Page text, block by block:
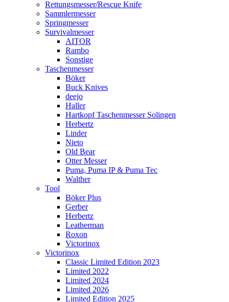
Rettungsmesser/Rescue Knife
Sammlermesser
Springmesser
Survivalmesser
AITOR
Rambo
Sonstige
Taschenmesser
Böker
Buck Knives
deejo
Haller
Hartkopf Taschenmesser Solingen
Herbertz
Linder
Nieto
Old Bear
Otter Messer
Puma, Puma IP & Puma Tec
Walther
Tool
Böker Plus
Gerber
Herbertz
Leatherman
Roxon
Victorinox
Victorinox
Classic Limited Edition 2023
Limited 2022
Limited 2024
Limited 2026
Limited Edition 2025